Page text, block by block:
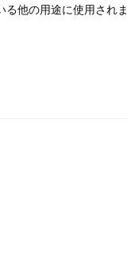
る他の用途に使用されま